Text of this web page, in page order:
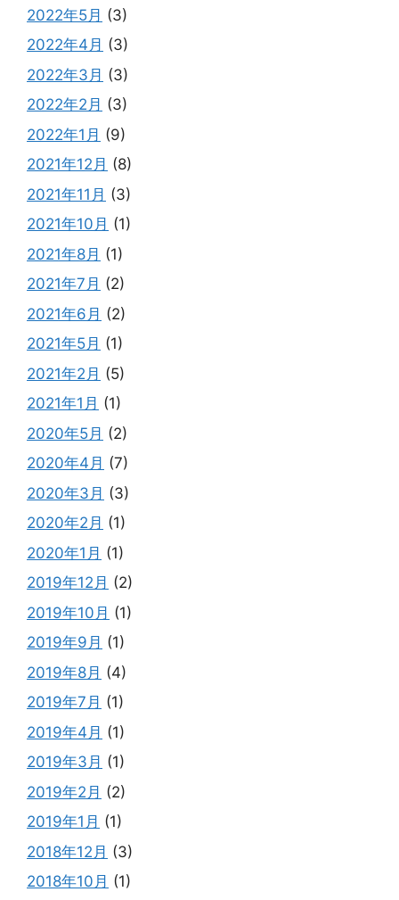
2022年5月 (3)
2022年4月 (3)
2022年3月 (3)
2022年2月 (3)
2022年1月 (9)
2021年12月 (8)
2021年11月 (3)
2021年10月 (1)
2021年8月 (1)
2021年7月 (2)
2021年6月 (2)
2021年5月 (1)
2021年2月 (5)
2021年1月 (1)
2020年5月 (2)
2020年4月 (7)
2020年3月 (3)
2020年2月 (1)
2020年1月 (1)
2019年12月 (2)
2019年10月 (1)
2019年9月 (1)
2019年8月 (4)
2019年7月 (1)
2019年4月 (1)
2019年3月 (1)
2019年2月 (2)
2019年1月 (1)
2018年12月 (3)
2018年10月 (1)